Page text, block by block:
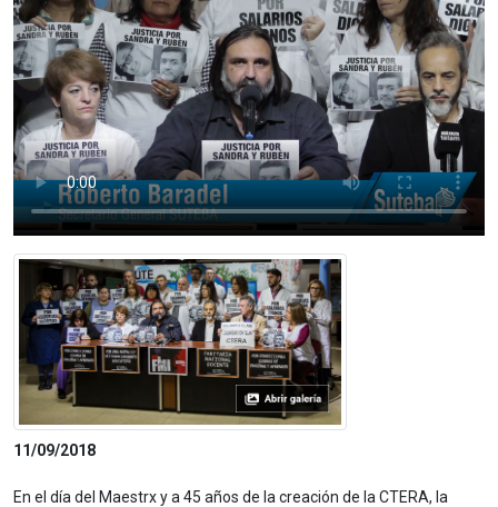
11/09/2018
En el día del Maestrx y a 45 años de la creación de la CTERA, la